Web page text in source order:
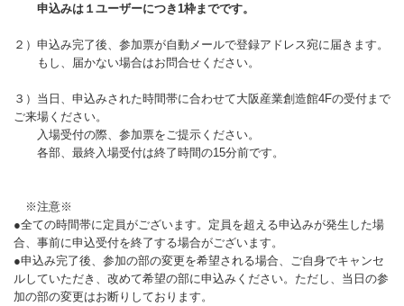
申込みは１ユーザーにつき1枠までです。
２）申込み完了後、参加票が自動メールで登録アドレス宛に届きます。
もし、届かない場合はお問合せください。
３）当日、申込みされた時間帯に合わせて大阪産業創造館4Fの受付まで
ご来場ください。
入場受付の際、参加票をご提示ください。
各部、最終入場受付は終了時間の15分前です。
※注意※
●全ての時間帯に定員がございます。定員を超える申込みが発生した場
合、事前に申込受付を終了する場合がございます。
●申込み完了後、参加の部の変更を希望される場合、ご自身でキャンセ
ルしていただき、改めて希望の部に申込みください。ただし、当日の参
加の部の変更はお断りしております。